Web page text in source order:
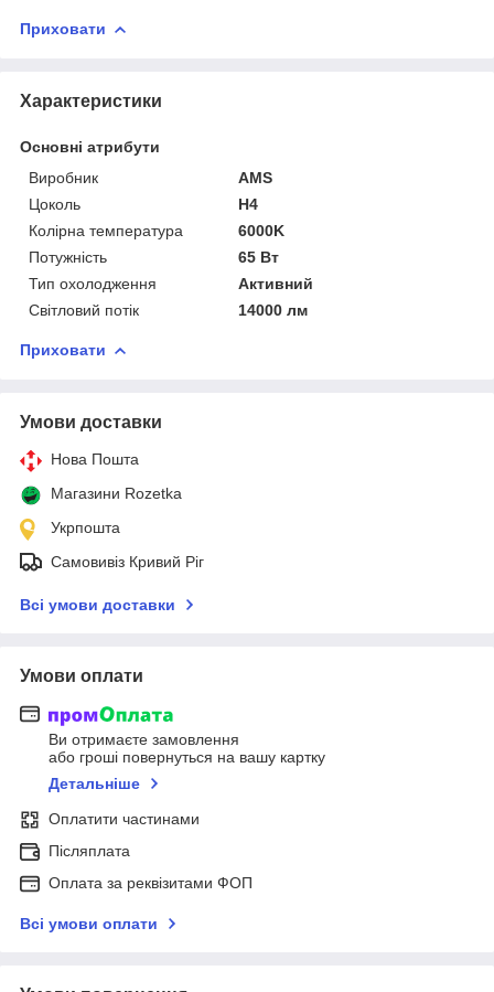
Приховати
Характеристики
Основні атрибути
Виробник
AMS
Цоколь
H4
Колірна температура
6000K
Потужність
65 Вт
Тип охолодження
Активний
Світловий потік
14000 лм
Приховати
Умови доставки
Нова Пошта
Магазини Rozetka
Укрпошта
Самовивіз Кривий Ріг
Всі умови доставки
Умови оплати
Ви отримаєте замовлення
або гроші повернуться на вашу картку
Детальніше
Оплатити частинами
Післяплата
Оплата за реквізитами ФОП
Всі умови оплати